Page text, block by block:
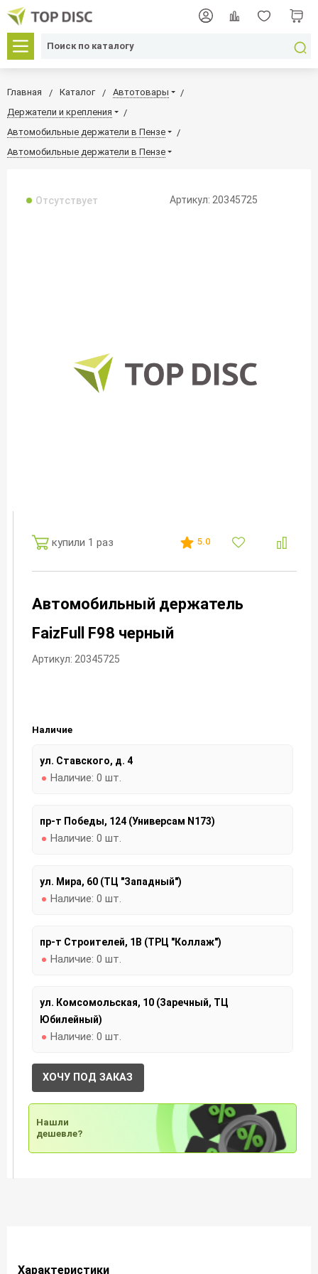
Главная Каталог
Автотовары
Держатели и крепления
Автомобильные держатели в Пензе
Автомобильные держатели в Пензе
Отсутствует Артикул: 20345725
купили 1 раз 5.0
Автомобильный держатель
FaizFull F98 черный
Артикул: 20345725
Наличие
ул. Ставского, д. 4
Наличие: 0 шт.
пр-т Победы, 124 (Универсам N173)
Наличие: 0 шт.
ул. Мира, 60 (ТЦ "Западный")
Наличие: 0 шт.
пр-т Строителей, 1В (ТРЦ "Коллаж")
Наличие: 0 шт.
ул. Комсомольская, 10 (Заречный, ТЦ
Юбилейный)
Наличие: 0 шт.
ХОЧУ ПОД ЗАКАЗ
Нашли
дешевле?
Характеристики